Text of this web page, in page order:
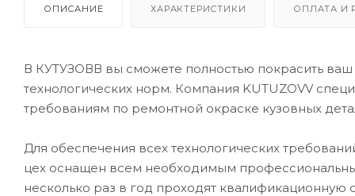
ОПИСАНИЕ ХАРАКТЕРИСТИКИ ОПЛАТА И
В КУТУЗОВВ вы сможете полностью покрасить
технологических норм. Компания KUTUZOVV
требованиям по ремонтной окраске кузовных
Для обеспечения всех технологических
цех оснащен всем необходимым
несколько раз в год проходят